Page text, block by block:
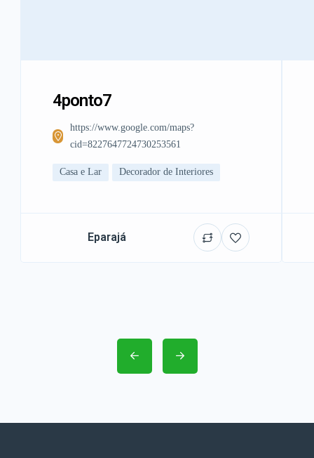
4ponto7
https://www.google.com/maps?
cid=8227647724730253561
Casa e Lar Decorador de Interiores
Eparajá